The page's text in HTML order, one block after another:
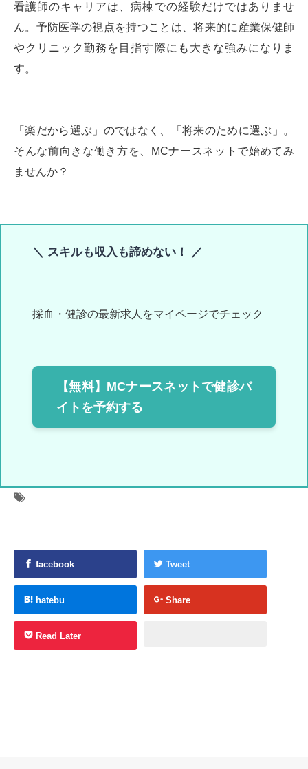
看護師のキャリアは、病棟での経験だけではありませ
ん。予防医学の視点を持つことは、将来的に産業保健師
やクリニック勤務を目指す際にも大きな強みになりま
す。
「楽だから選ぶ」のではなく、「将来のために選ぶ」。
そんな前向きな働き方を、MCナースネットで始めてみ
ませんか？
＼ スキルも収入も諦めない！ ／
採血・健診の最新求人をマイページでチェック
【無料】MCナースネットで健診バ
イトを予約する
facebook Tweet
hatebu Share
Read Later